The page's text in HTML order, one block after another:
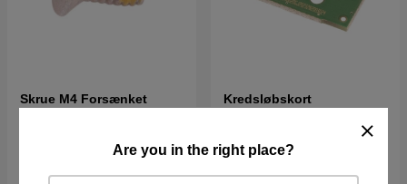
Are you in the right place?
Skrue M4 Forsænket
I lager
Kredsløbskort
146DKK
I lager